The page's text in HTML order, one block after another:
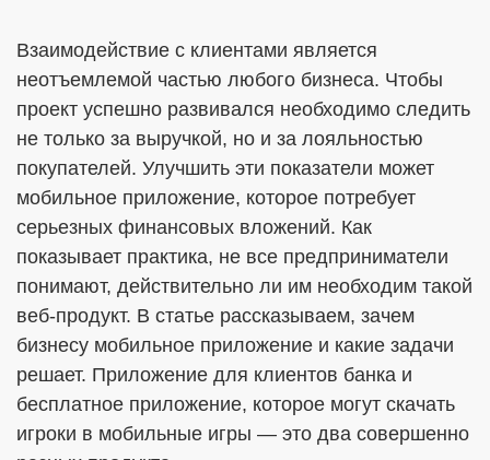
ОТПРАВИТЬ
Я согласен с Политикой в отношении обработки ПДн
Согласие на обработку персональных данных в
соответствии с установленной формой
Взаимодействие с клиентами является
неотъемлемой частью любого бизнеса. Чтобы
проект успешно развивался необходимо следить
не только за выручкой, но и за лояльностью
покупателей. Улучшить эти показатели может
мобильное приложение, которое потребует
серьезных финансовых вложений. Как
показывает практика, не все предприниматели
понимают, действительно ли им необходим такой
веб-продукт. В статье рассказываем, зачем
бизнесу мобильное приложение и какие задачи
решает. Приложение для клиентов банка и
бесплатное приложение, которое могут скачать
игроки в мобильные игры — это два совершенно